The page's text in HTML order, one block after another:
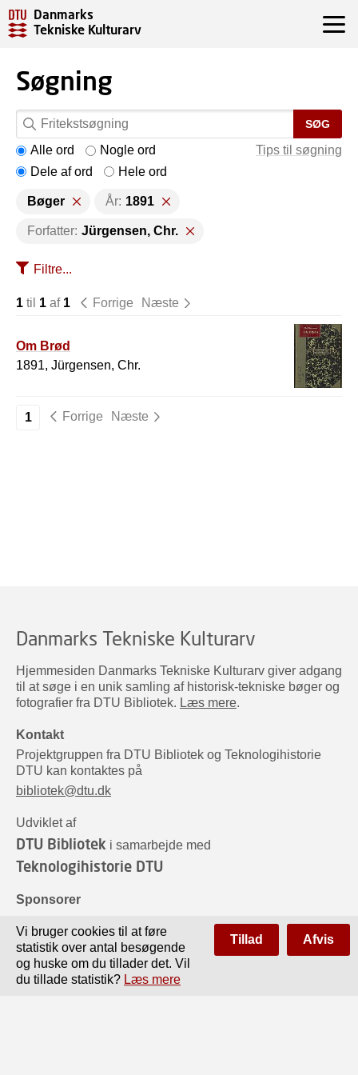
Danmarks
Tekniske Kulturarv
Søgning
SØG
Tips til søgning
Alle ord
Nogle ord
Dele af ord
Hele ord
Bøger År: 1891
Forfatter: Jürgensen, Chr.
Filtre...
1 til 1 af 1 Forrige Næste
Om Brød
1891, Jürgensen, Chr.
1 Forrige Næste
Danmarks Tekniske Kulturarv
Hjemmesiden Danmarks Tekniske Kulturarv giver adgang
til at søge i en unik samling af historisk-tekniske bøger og
fotografier fra DTU Bibliotek. Læs mere.
Kontakt
Projektgruppen fra DTU Bibliotek og Teknologihistorie
DTU kan kontaktes på
bibliotek@dtu.dk
Udviklet af
DTU Bibliotek i samarbejde med
Teknologihistorie DTU
Sponsorer
Vi bruger cookies til at føre
statistik over antal besøgende
og huske om du tillader det. Vil
du tillade statistik? Læs mere
Tillad Afvis